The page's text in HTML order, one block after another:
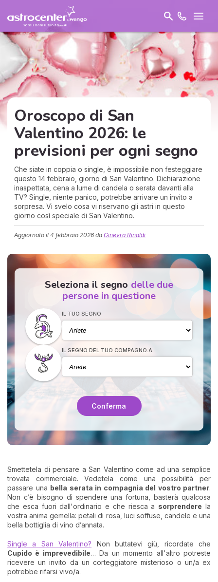
Oroscopo di San
Valentino 2026: le
previsioni per ogni segno
Che siate in coppia o single, è impossibile non festeggiare
questo 14 febbraio, giorno di San Valentino. Dichiarazione
inaspettata, cena a lume di candela o serata davanti alla
TV? Single, niente panico, potrebbe arrivare un invito a
sorpresa. Vi svelo cosa vi riservano gli astri in questo
giorno così speciale di San Valentino.
Aggiornato il 4 febbraio 2026 da Ginevra Rinaldi
Seleziona il segno delle due
persone in questione
IL TUO SEGNO
IL SEGNO DEL TUO COMPAGNO.A
Conferma
Smettetela di pensare a San Valentino come ad una semplice
trovata commerciale. Vedetela come una possibilità per
passare una bella serata in compagnia del vostro partner.
Non c’è bisogno di spendere una fortuna, basterà qualcosa
che esca fuori dall'ordinario e che riesca a sorprendere la
vostra anima gemella: petali di rosa, luci soffuse, candele e una
bella bottiglia di vino d’annata.
Single a San Valentino? Non buttatevi giù, ricordate che
Cupido è imprevedibile… Da un momento all'altro potreste
ricevere un invito da un corteggiatore misterioso o un/a ex
potrebbe rifarsi vivo/a.